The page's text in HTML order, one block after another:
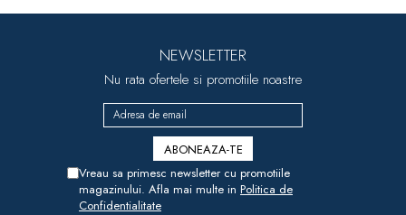
NEWSLETTER
Nu rata ofertele si promotiile noastre
Vreau sa primesc newsletter cu promotiile
magazinului. Afla mai multe in Politica de
Confidentialitate